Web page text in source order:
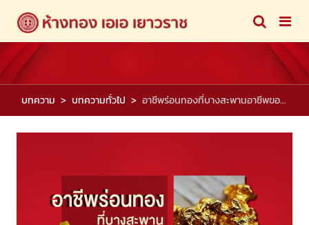
บทความ บทความทั่วไป อาชีพร่อนทองที่บางสะพานอาชีพของคนมีความฝัน